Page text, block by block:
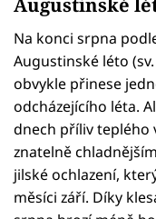
Na konci srpna
Augustinské léto
obvykle přinese
odcházejícího léta.
dnech příliv teplého
znatelně
jilské ochlazení,
měsíci září. Díky